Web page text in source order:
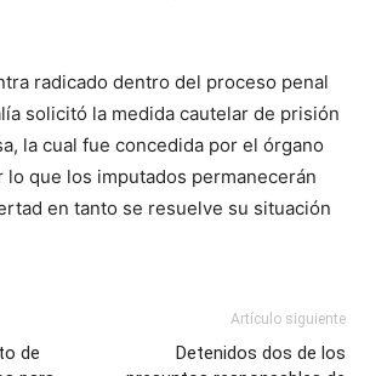
radicado dentro del proceso penal
solicitó la medida cautelar de prisión
la cual fue concedida por el órgano
que los imputados permanecerán
en tanto se resuelve su situación
de
Artículo siguiente
Detenidos dos de los